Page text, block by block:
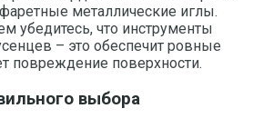
металлические иглы.
убедитесь, что инструменты
– это обеспечит ровные
повреждение поверхности.
выбора